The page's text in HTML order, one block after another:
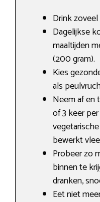
Drink
Dagelijkse
maaltijden
(200 gram).
Kies
als
Neem af en
of 3 keer
bewerkt
Probeer zo
binnen te
dranken,
Eet niet